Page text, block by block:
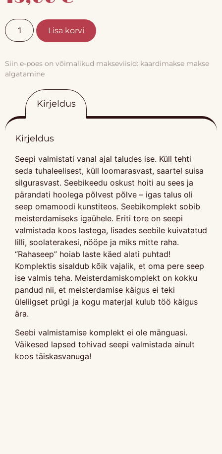
Lisa korvi
Siin e-poes on võimalikud makseviisid: kaardimakse makse
algatamine
Kirjeldus
Kirjeldus
Seepi valmistati vanal ajal taludes ise. Küll tehti
seda tuhaleelisest, küll loomarasvast, saartel suisa
silgurasvast. Seebikeedu oskust hoiti au sees ja
pärandati hoolega põlvest põlve – igas talus oli
seep omamoodi kunstiteos. Seebikomplekt sobib
meisterdamiseks igaühele. Eriti tore on seepi
valmistada koos lastega, lisades seebile kuivatatud
lilli, soolaterakesi, nööpe ja miks mitte raha.
“Rahaseep” hoiab laste käed alati puhtad!
Komplektis sisaldub kõik vajalik, et oma pere seep
ise valmis teha. Meisterdamiskomplekt on kokku
pandud nii, et meisterdamise käigus ei teki
üleliigset prügi ja kogu materjal kulub töö käigus
ära.
Seebi valmistamise komplekt ei ole mänguasi.
Väikesed lapsed tohivad seepi valmistada ainult
koos täiskasvanuga!